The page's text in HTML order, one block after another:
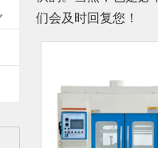
们会及时回复您！